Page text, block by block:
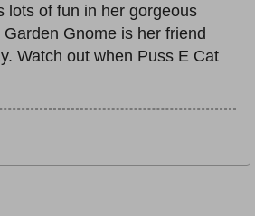
lots of fun in her gorgeous
Gnome is her friend
Watch out when Puss E Cat